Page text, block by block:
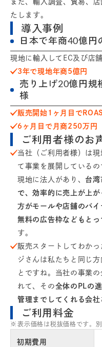
たします。
導入事例
日本で年商40億円
現地に輸入してEC及び店
3年で現地年商5億円
売り上げ20億円規
様
販売開始1ヶ月目で
6ヶ月目で月商250万円
ご利用者様のお
当社（ご利用者様）は
て事業を展開している
現地に法人があり、 台湾
で、効率的に売上が上が
方がモールや店舗のバ
無料の広告枠などもとっ
す。
販売スタートしてわか
ジさんは私たちと同じ
とですね。当社の事業
れて、その全体のPLの
管理までしてくれる会社
ご利用料金
表示価格は税抜価格です。
初期費用